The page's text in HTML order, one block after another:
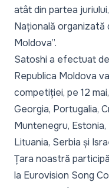
atât din partea
Națională organizată
Moldova”.
Satoshi a efectuat
Republica Moldova
competiției, pe 12
Georgia, Portugalia,
Muntenegru, Estonia,
Lituania, Serbia și
Țara noastră
la Eurovision Song